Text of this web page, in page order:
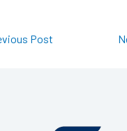
Post